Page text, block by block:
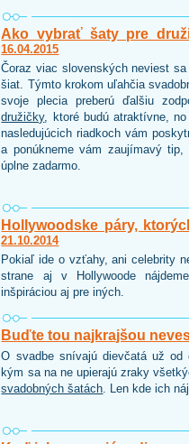
Ako vybrať šaty pre
16.04.2015
Čoraz viac slovenských neviest
šiat. Týmto krokom uľahčia
svoje plecia preberú ďalšiu
družičky, ktoré budú atraktívne,
nasledujúcich riadkoch vám
a ponúkneme vám zaujímavý
úplne zadarmo.
Hollywoodske páry,
21.10.2014
Pokiaľ ide o vzťahy, ani celebrity
strane aj v Hollywoode
inšpiráciou aj pre iných.
Buďte tou najkrajšou
O svadbe snívajú dievčatá už
kým sa na ne upierajú zraky
svadobných šatách. Len kde ich